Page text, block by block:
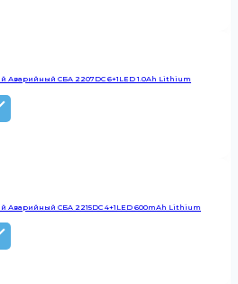
Аварийный СБА 2207DC 6+1LED 1.0Ah Lithium
Аварийный СБА 2215DC 4+1LED 600mAh Lithium